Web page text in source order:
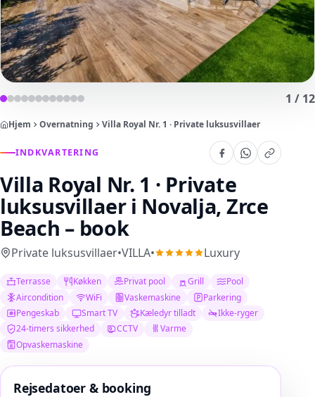
1 / 12
Hjem Overnatning Villa Royal Nr. 1 · Private luksusvillaer
INDKVARTERING
Villa Royal Nr. 1 · Private
luksusvillaer i Novalja, Zrce
Beach – book
Private luksusvillaer•VILLA• Luxury
Terrasse Køkken Privat pool Grill
Pool
Aircondition
WiFi Vaskemaskine
Parkering
Pengeskab
Smart TV Kæledyr tilladt
Ikke-ryger
24-timers sikkerhed
CCTV
Varme
Opvaskemaskine
Rejsedatoer & booking